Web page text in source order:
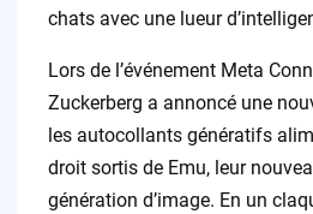
chats avec une lueur
Lors de l’événement Meta
Zuckerberg a annoncé une
les autocollants génératifs
droit sortis de Emu, leur
génération d’image. En un